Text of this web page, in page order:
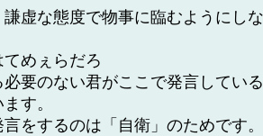
謙虚な態度で物事に臨むようにし
めぇらだろ
要のない君がここで発言してい
す。
をするのは「自衛」のためです。